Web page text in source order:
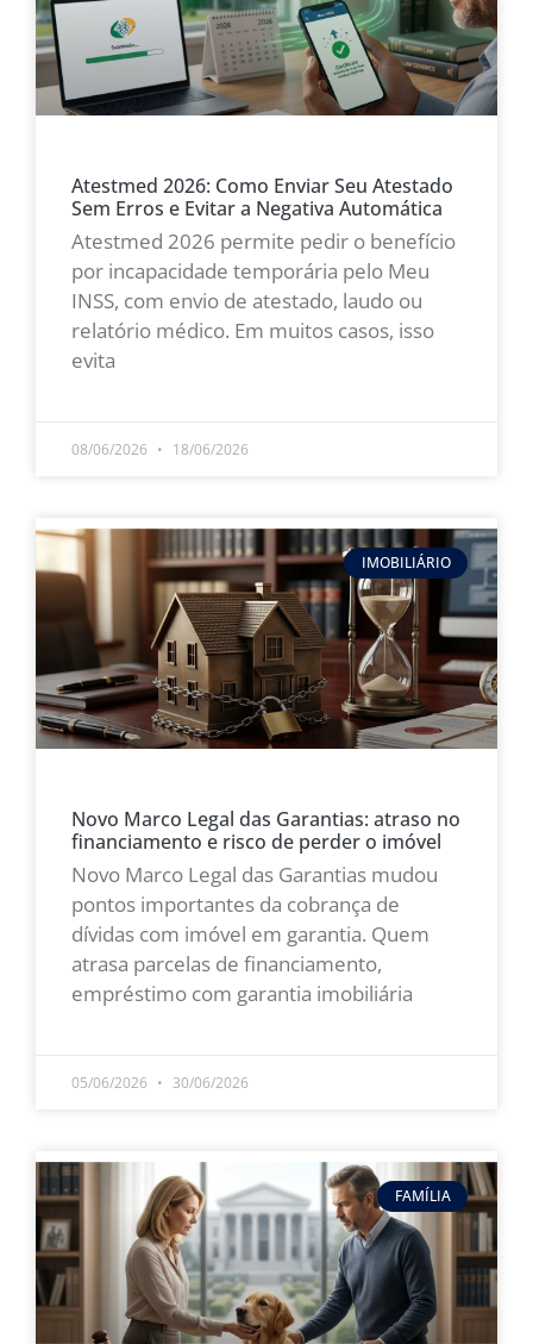
Atestmed 2026: Como Enviar Seu Atestado
Sem Erros e Evitar a Negativa Automática
Atestmed 2026 permite pedir o benefício
por incapacidade temporária pelo Meu
INSS, com envio de atestado, laudo ou
relatório médico. Em muitos casos, isso
evita
08/06/2026 18/06/2026
IMOBILIÁRIO
Novo Marco Legal das Garantias: atraso no
financiamento e risco de perder o imóvel
Novo Marco Legal das Garantias mudou
pontos importantes da cobrança de
dívidas com imóvel em garantia. Quem
atrasa parcelas de financiamento,
empréstimo com garantia imobiliária
05/06/2026 30/06/2026
FAMÍLIA